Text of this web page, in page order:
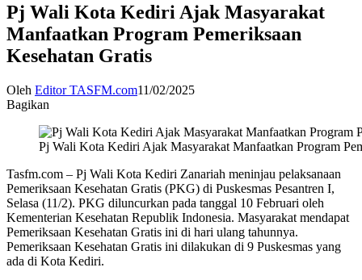
Pj Wali Kota Kediri Ajak Masyarakat
Manfaatkan Program Pemeriksaan
Kesehatan Gratis
Oleh Editor TASFM.com11/02/2025
Bagikan
Pj Wali Kota Kediri Ajak Masyarakat Manfaatkan Program
Tasfm.com – Pj Wali Kota Kediri Zanariah meninjau pelaksanaan
Pemeriksaan Kesehatan Gratis (PKG) di Puskesmas Pesantren I,
Selasa (11/2). PKG diluncurkan pada tanggal 10 Februari oleh
Kementerian Kesehatan Republik Indonesia. Masyarakat mendapat
Pemeriksaan Kesehatan Gratis ini di hari ulang tahunnya.
Pemeriksaan Kesehatan Gratis ini dilakukan di 9 Puskesmas yang
ada di Kota Kediri.